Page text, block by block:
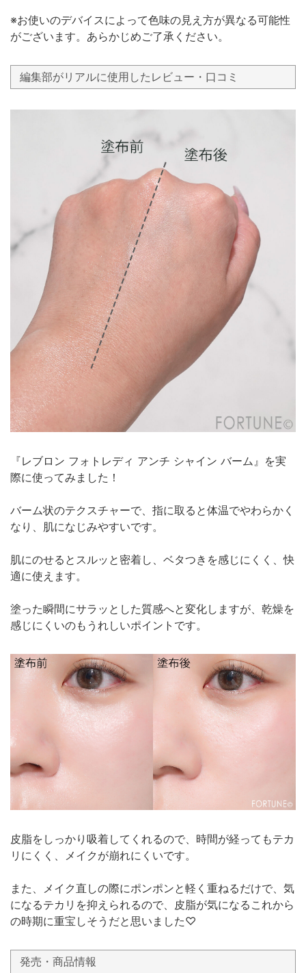
※お使いのデバイスによって色味の見え方が異なる可能性
がございます。あらかじめご了承ください。
編集部がリアルに使用したレビュー・口コミ
『レブロン フォトレディ アンチ シャイン バーム』を実
際に使ってみました！
バーム状のテクスチャーで、指に取ると体温でやわらかく
なり、肌になじみやすいです。
肌にのせるとスルッと密着し、ベタつきを感じにくく、快
適に使えます。
塗った瞬間にサラッとした質感へと変化しますが、乾燥を
感じにくいのもうれしいポイントです。
皮脂をしっかり吸着してくれるので、時間が経ってもテカ
リにくく、メイクが崩れにくいです。
また、メイク直しの際にポンポンと軽く重ねるだけで、気
になるテカリを抑えられるので、皮脂が気になるこれから
の時期に重宝しそうだと思いました♡
発売・商品情報